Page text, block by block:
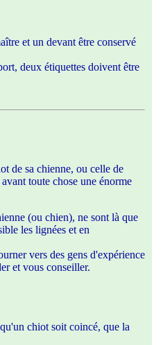
et un devant être conservé
deux étiquettes doivent être
de sa chienne, ou celle de
toute chose une énorme
(ou chien), ne sont là que
les lignées et en
vers des gens d'expérience
et vous conseiller.
chiot soit coincé, que la